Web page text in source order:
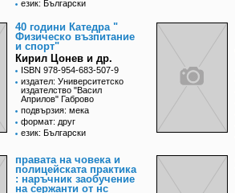
език: Български
40 години Катедра "
Физическо възпитание
и спорт"
Кирил Цонев и др.
ISBN 978-954-683-507-9
издател: Университетско
издателство "Васил
Априлов" Габрово
подвързия: мека
формат: друг
език: Български
правата на човека и
полицейската практика
: наръчник заобучение
на сержанти от нс